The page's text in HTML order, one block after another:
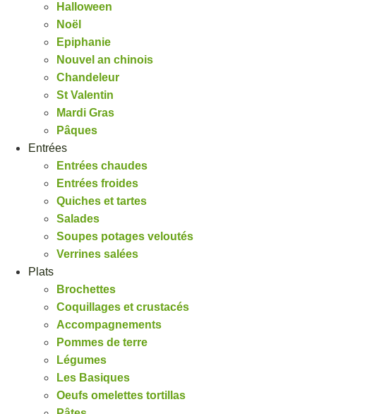
Halloween
Noël
Epiphanie
Nouvel an chinois
Chandeleur
St Valentin
Mardi Gras
Pâques
Entrées
Entrées chaudes
Entrées froides
Quiches et tartes
Salades
Soupes potages veloutés
Verrines salées
Plats
Brochettes
Coquillages et crustacés
Accompagnements
Pommes de terre
Légumes
Les Basiques
Oeufs omelettes tortillas